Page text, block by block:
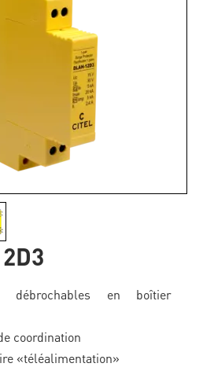
débrochables en boîtier
coordination
«téléalimentation»